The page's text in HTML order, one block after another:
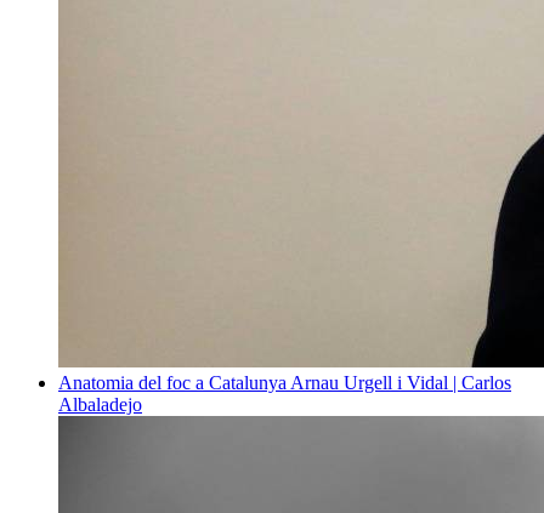
Anatomia del foc a Catalunya Arnau Urgell i Vidal | Carlos
Albaladejo